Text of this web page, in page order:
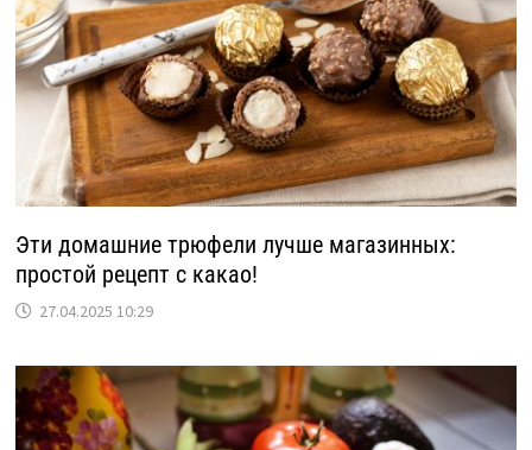
Эти домашние трюфели лучше магазинных:
простой рецепт с какао!
27.04.2025 10:29